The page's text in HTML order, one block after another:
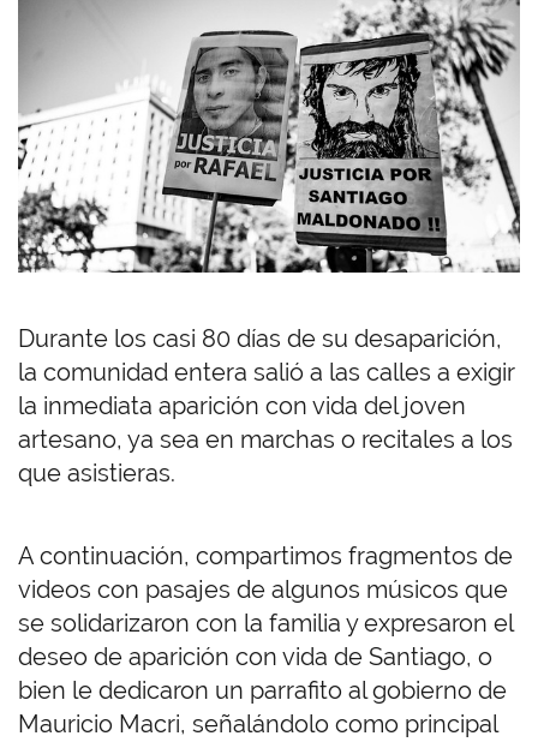
Durante los casi 80 días de su desaparición,
la comunidad entera salió a las calles a exigir
la inmediata aparición con vida del joven
artesano, ya sea en marchas o recitales a los
que asistieras.
A continuación, compartimos fragmentos de
videos con pasajes de algunos músicos que
se solidarizaron con la familia y expresaron el
deseo de aparición con vida de Santiago, o
bien le dedicaron un parrafito al gobierno de
Mauricio Macri, señalándolo como principal